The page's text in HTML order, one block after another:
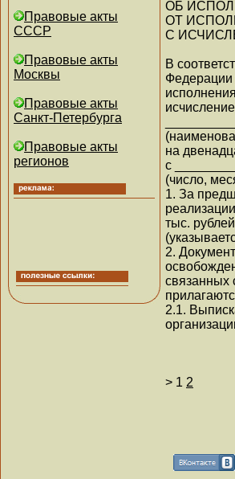
Правовые акты
СССР
Правовые акты
Москвы
Правовые акты
Санкт-Петербурга
Правовые акты
регионов
ОБ
ОТ
С
В
Федерации
на
с
(число,
1. За
тыс.
2.
связанных
2.1.
> 1 2